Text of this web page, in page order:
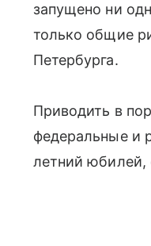
запущено ни
только общие
Петербурга.
Приводить в
федеральные и
летний юбилей,